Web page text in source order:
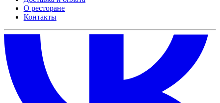
О ресторане
Контакты